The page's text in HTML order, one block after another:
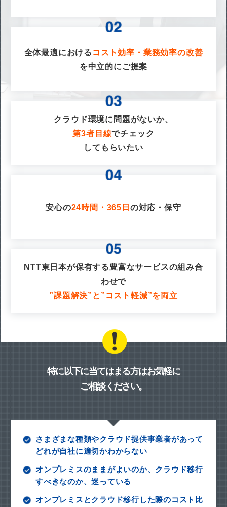
全体最適における コスト効率・業務効率の改善
を中立的にご提案
クラウド環境に問題がないか、
第3者目線でチェック
してもらいたい
安心の24時間・365日 の対応・保守
NTT東日本が保有する豊富なサービスの組み合
わせで
”課題解決”と”コスト軽減”を両立
特に以下に当てはまる方はお気軽に
ご相談ください。
さまざまな種類やクラウド提供事業者があって
どれが自社に適切かわからない
オンプレミスのままがよいのか、クラウド移行
すべきなのか、迷っている
オンプレミスとクラウド移行した際のコスト比